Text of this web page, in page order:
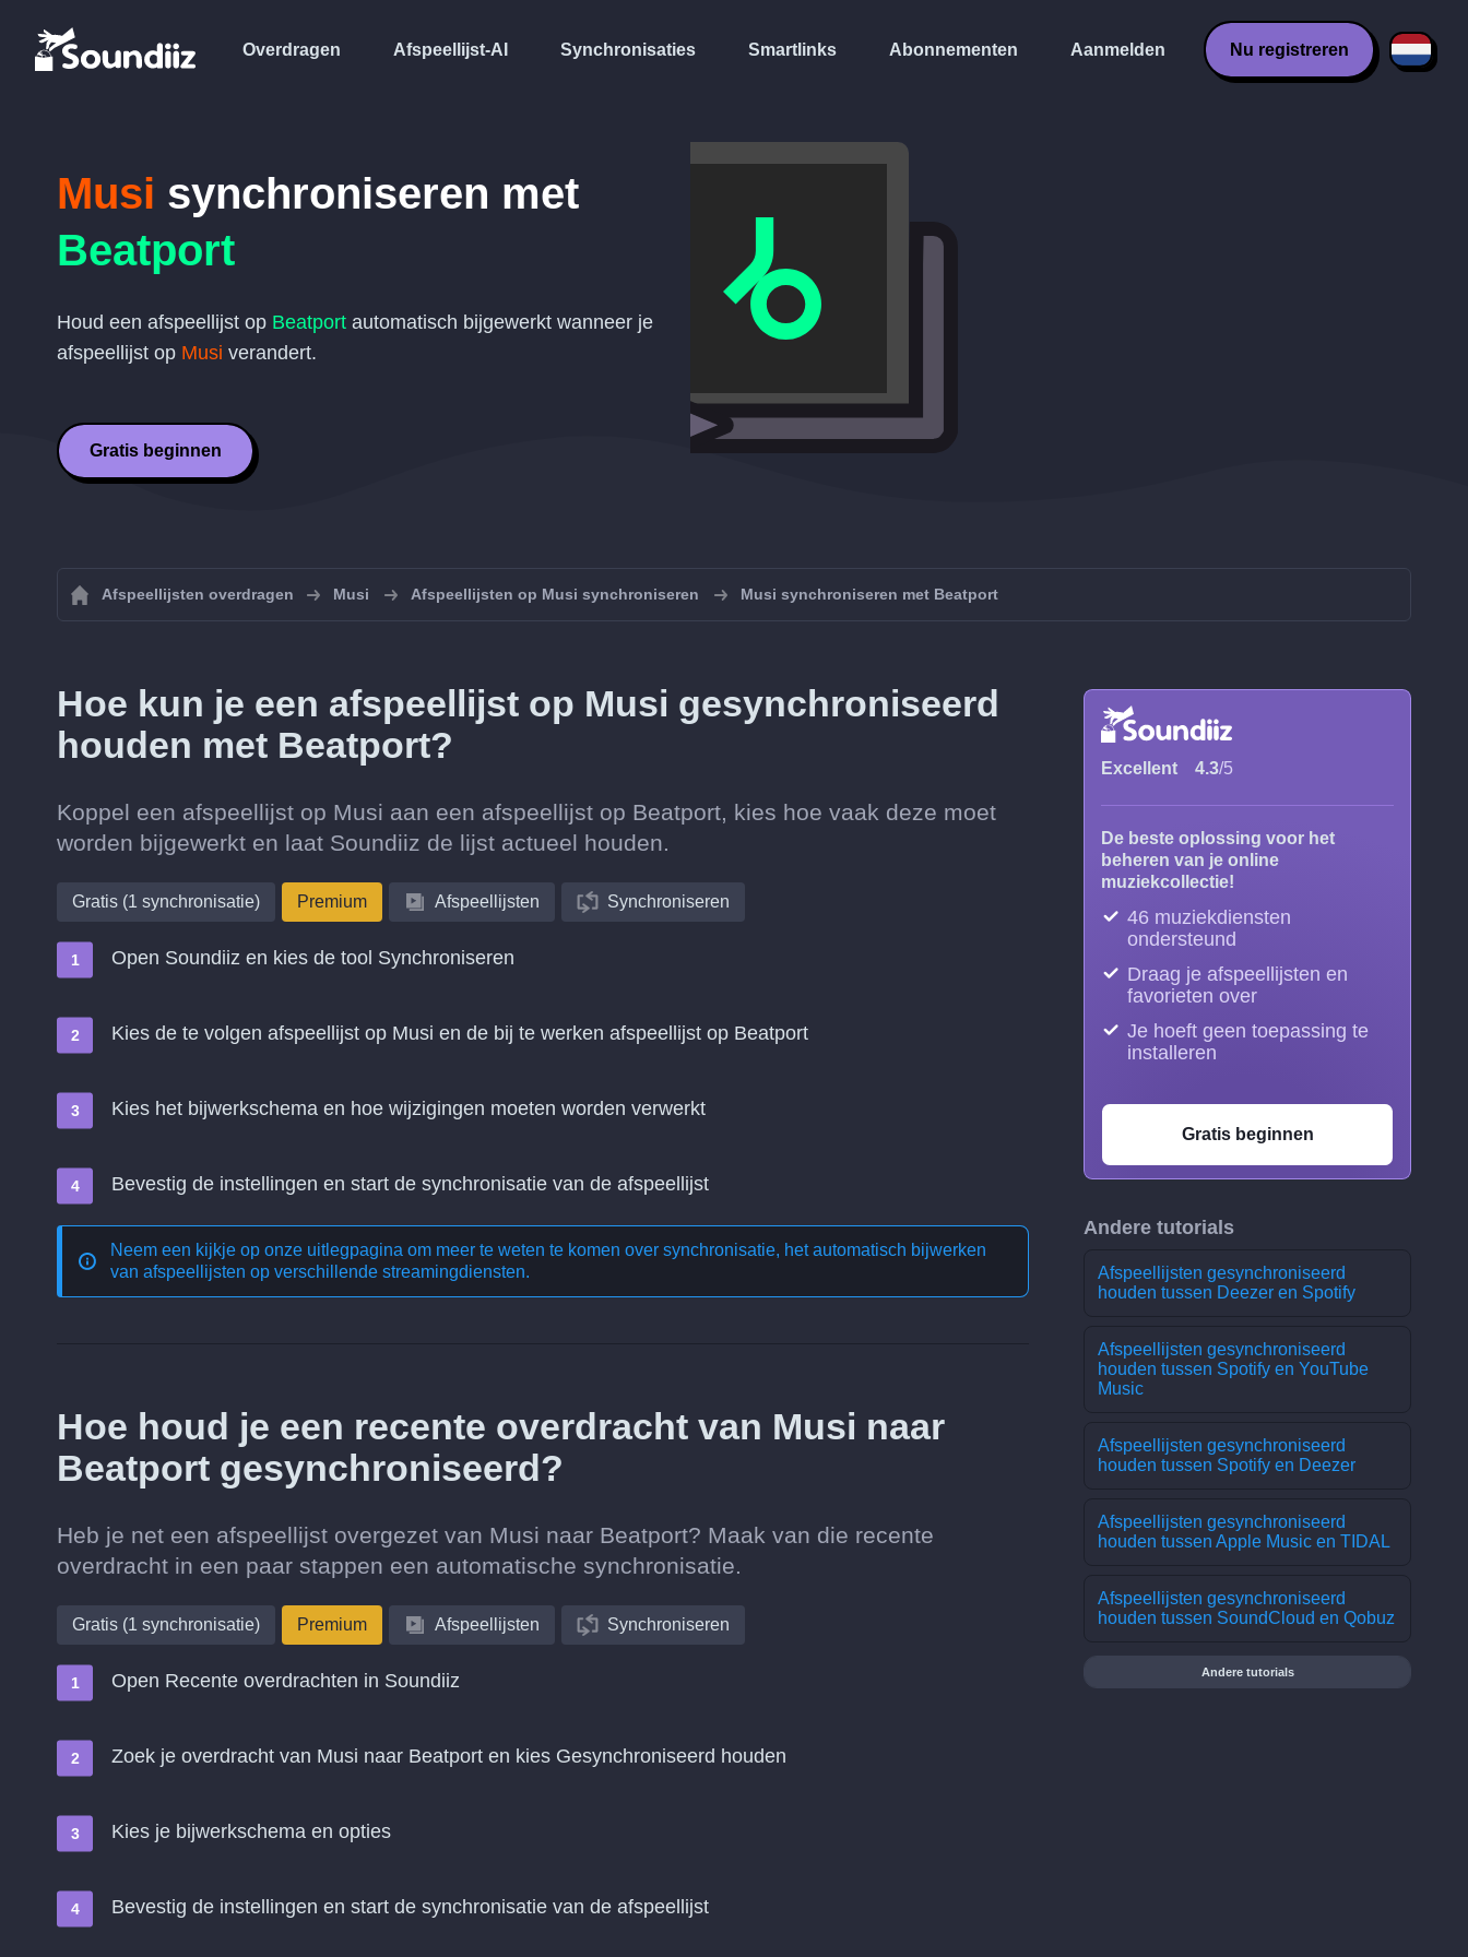
Overdragen Afspeellijst-AI Synchronisaties Smartlinks Abonnementen Aanmelden Nu registreren
Musi synchroniseren met
Beatport
Houd een afspeellijst op Beatport automatisch bijgewerkt wanneer je
afspeellijst op Musi verandert.
Gratis beginnen
Afspeellijsten overdragen Musi Afspeellijsten op Musi synchroniseren Musi synchroniseren met Beatport
Hoe kun je een afspeellijst op Musi gesynchroniseerd
houden met Beatport?
Koppel een afspeellijst op Musi aan een afspeellijst op Beatport, kies hoe vaak deze moet
worden bijgewerkt en laat Soundiiz de lijst actueel houden.
Gratis (1 synchronisatie) Premium Afspeellijsten Synchroniseren
Open Soundiiz en kies de tool Synchroniseren
Kies de te volgen afspeellijst op Musi en de bij te werken afspeellijst op Beatport
Kies het bijwerkschema en hoe wijzigingen moeten worden verwerkt
Bevestig de instellingen en start de synchronisatie van de afspeellijst
Neem een kijkje op onze uitlegpagina om meer te weten te komen over synchronisatie, het automatisch bijwerken
van afspeellijsten op verschillende streamingdiensten.
Hoe houd je een recente overdracht van Musi naar
Beatport gesynchroniseerd?
Heb je net een afspeellijst overgezet van Musi naar Beatport? Maak van die recente
overdracht in een paar stappen een automatische synchronisatie.
Gratis (1 synchronisatie) Premium Afspeellijsten Synchroniseren
Open Recente overdrachten in Soundiiz
Zoek je overdracht van Musi naar Beatport en kies Gesynchroniseerd houden
Kies je bijwerkschema en opties
Bevestig de instellingen en start de synchronisatie van de afspeellijst
Excellent 4.3/5
De beste oplossing voor het
beheren van je online
muziekcollectie!
46 muziekdiensten
ondersteund
Draag je afspeellijsten en
favorieten over
Je hoeft geen toepassing te
installeren
Gratis beginnen
Andere tutorials
Afspeellijsten gesynchroniseerd
houden tussen Deezer en Spotify
Afspeellijsten gesynchroniseerd
houden tussen Spotify en YouTube
Music
Afspeellijsten gesynchroniseerd
houden tussen Spotify en Deezer
Afspeellijsten gesynchroniseerd
houden tussen Apple Music en TIDAL
Afspeellijsten gesynchroniseerd
houden tussen SoundCloud en Qobuz
Andere tutorials